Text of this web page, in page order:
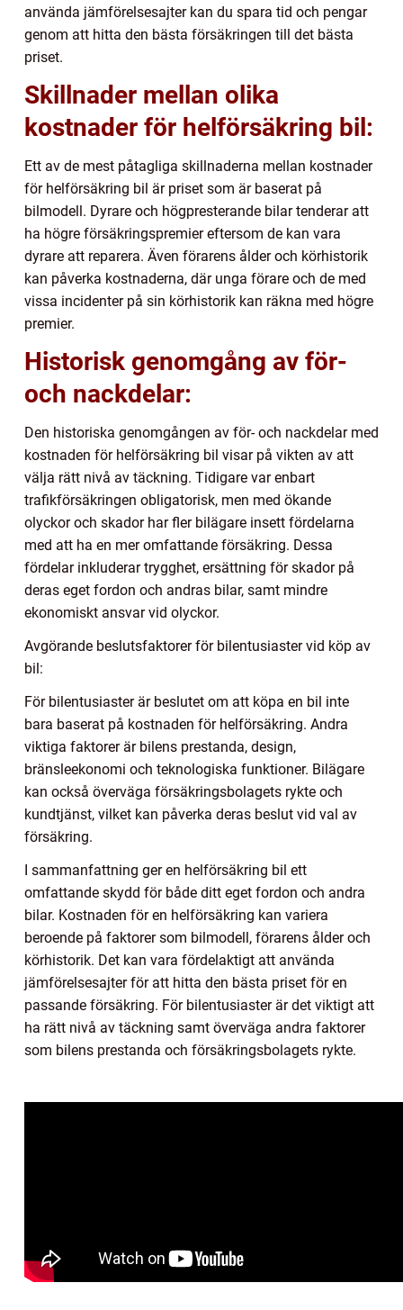
använda jämförelsesajter kan du spara tid och pengar
genom att hitta den bästa försäkringen till det bästa
priset.
Skillnader mellan olika
kostnader för helförsäkring bil:
Ett av de mest påtagliga skillnaderna mellan kostnader
för helförsäkring bil är priset som är baserat på
bilmodell. Dyrare och högpresterande bilar tenderar att
ha högre försäkringspremier eftersom de kan vara
dyrare att reparera. Även förarens ålder och körhistorik
kan påverka kostnaderna, där unga förare och de med
vissa incidenter på sin körhistorik kan räkna med högre
premier.
Historisk genomgång av för-
och nackdelar:
Den historiska genomgången av för- och nackdelar med
kostnaden för helförsäkring bil visar på vikten av att
välja rätt nivå av täckning. Tidigare var enbart
trafikförsäkringen obligatorisk, men med ökande
olyckor och skador har fler bilägare insett fördelarna
med att ha en mer omfattande försäkring. Dessa
fördelar inkluderar trygghet, ersättning för skador på
deras eget fordon och andras bilar, samt mindre
ekonomiskt ansvar vid olyckor.
Avgörande beslutsfaktorer för bilentusiaster vid köp av
bil:
För bilentusiaster är beslutet om att köpa en bil inte
bara baserat på kostnaden för helförsäkring. Andra
viktiga faktorer är bilens prestanda, design,
bränsleekonomi och teknologiska funktioner. Bilägare
kan också överväga försäkringsbolagets rykte och
kundtjänst, vilket kan påverka deras beslut vid val av
försäkring.
I sammanfattning ger en helförsäkring bil ett
omfattande skydd för både ditt eget fordon och andra
bilar. Kostnaden för en helförsäkring kan variera
beroende på faktorer som bilmodell, förarens ålder och
körhistorik. Det kan vara fördelaktigt att använda
jämförelsesajter för att hitta den bästa priset för en
passande försäkring. För bilentusiaster är det viktigt att
ha rätt nivå av täckning samt överväga andra faktorer
som bilens prestanda och försäkringsbolagets rykte.